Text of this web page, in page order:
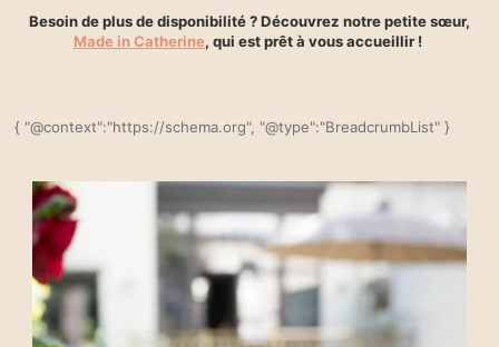
{ "@context":"https://schema.org", "@type":"BreadcrumbList" }
Besoin de plus de disponibilité ? Découvrez notre petite sœur,
Made in Catherine, qui est prêt à vous accueillir !